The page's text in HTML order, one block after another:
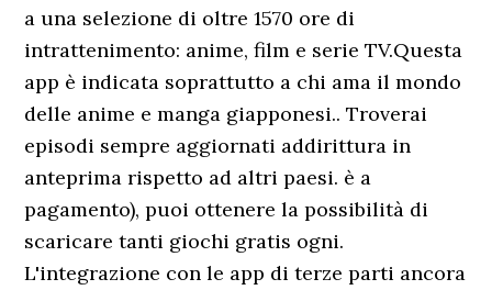
a una selezione di oltre 1570 ore di
intrattenimento: anime, film e serie TV.Questa
app è indicata soprattutto a chi ama il mondo
delle anime e manga giapponesi.. Troverai
episodi sempre aggiornati addirittura in
anteprima rispetto ad altri paesi. è a
pagamento), puoi ottenere la possibilità di
scaricare tanti giochi gratis ogni.
L'integrazione con le app di terze parti ancora